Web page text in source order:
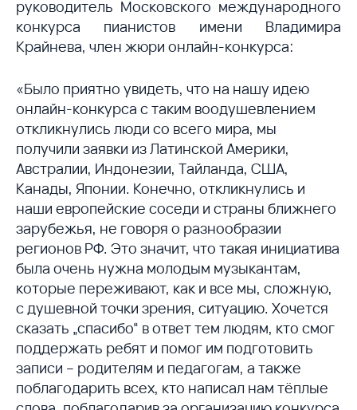
руководитель Московского международного
конкурса пианистов имени Владимира
Крайнева, член жюри онлайн-конкурса:
«Было приятно увидеть, что на нашу идею
онлайн-конкурса с таким воодушевлением
откликнулись люди со всего мира, мы
получили заявки из Латинской Америки,
Австралии, Индонезии, Тайланда, США,
Канады, Японии. Конечно, откликнулись и
наши европейские соседи и страны ближнего
зарубежья, не говоря о разнообразии
регионов РФ. Это значит, что такая инициатива
была очень нужна молодым музыкантам,
которые переживают, как и все мы, сложную,
с душевной точки зрения, ситуацию. Хочется
сказать „спасибо“ в ответ тем людям, кто смог
поддержать ребят и помог им подготовить
записи – родителям и педагогам, а также
поблагодарить всех, кто написал нам тёплые